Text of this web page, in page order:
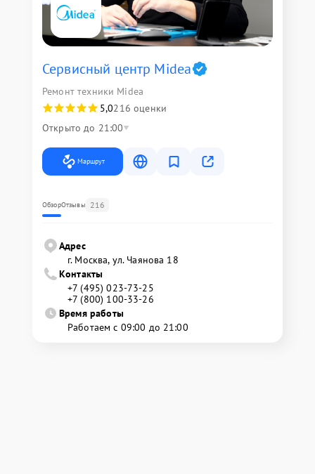
Сервисный центр Midea
Ремонт техники Midea
5,0216 оценки
Открыто до 21:00
Маршрут
ОбзорОтзывы 216
Адрес
г. Москва, ул. Чаянова 18
Контакты
+7 (495) 023-73-25
+7 (800) 100-33-26
Время работы
Работаем с 09:00 до 21:00